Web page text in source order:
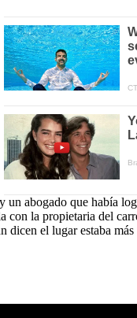
abogado que había
la propietaria del
dicen el lugar estaba